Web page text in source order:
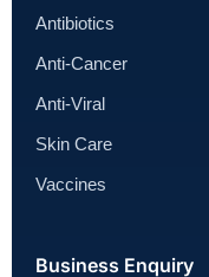
Antibiotics
Anti-Cancer
Anti-Viral
Skin Care
Vaccines
Business Enquiry